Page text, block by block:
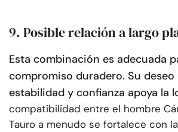
9. Posible relación a largo
Esta combinación es adecuada
compromiso duradero. Su
estabilidad y confianza apoya la
compatibilidad entre el hombre
Tauro a menudo se fortalece con